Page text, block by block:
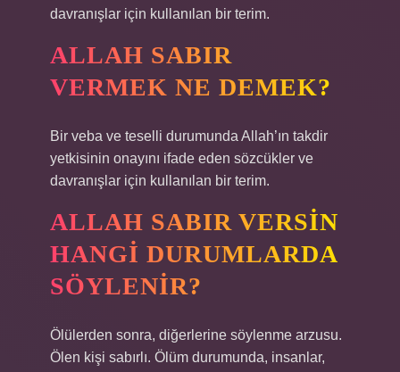
davranışlar için kullanılan bir terim.
ALLAH SABIR
VERMEK NE DEMEK?
Bir veba ve teselli durumunda Allah’ın takdir
yetkisinin onayını ifade eden sözcükler ve
davranışlar için kullanılan bir terim.
ALLAH SABIR VERSIN
HANGI DURUMLARDA
SÖYLENIR?
Ölülerden sonra, diğerlerine söylenme arzusu.
Ölen kişi sabırlı. Ölüm durumunda, insanlar,